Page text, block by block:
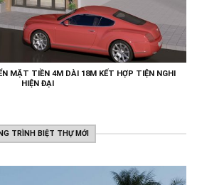
MẶT TIỀN 4M DÀI 18M KẾT HỢP TIỆN NGHI
HIỆN ĐẠI
TRÌNH BIỆT THỰ MỚI